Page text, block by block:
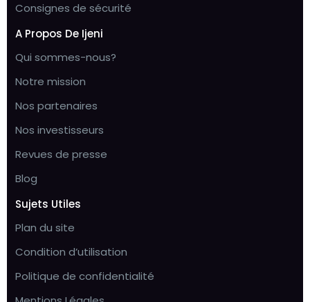
Consignes de sécurité
A Propos De Ijeni
Qui sommes-nous?
Notre mission
Nos partenaires
Nos investisseurs
Revues de presse
Blog
Sujets Utiles
Plan du site
Condition d’utilisation
Politique de confidentialité